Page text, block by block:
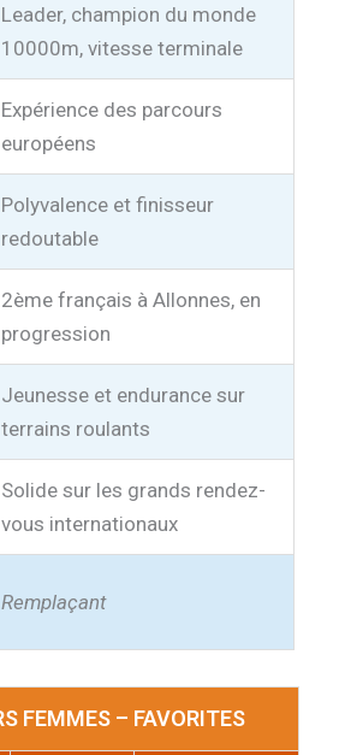
Leader, champion du monde
10000m, vitesse terminale
Expérience des parcours
européens
Polyvalence et finisseur
redoutable
2ème français à Allonnes, en
progression
Jeunesse et endurance sur
terrains roulants
Solide sur les grands rendez-
vous internationaux
Remplaçant
FEMMES – FAVORITES